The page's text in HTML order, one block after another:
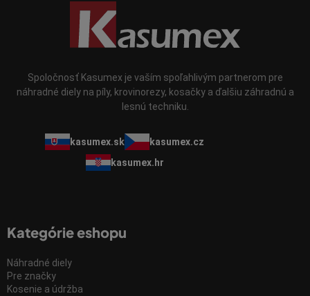
Spoločnosť Kasumex je vaším spoľahlivým partnerom pre
náhradné diely na píly, krovinorezy, kosačky a ďalšiu záhradnú a
lesnú techniku.
kasumex.sk
kasumex.cz
kasumex.hr
Kategórie eshopu
Náhradné diely
Pre značky
Kosenie a údržba